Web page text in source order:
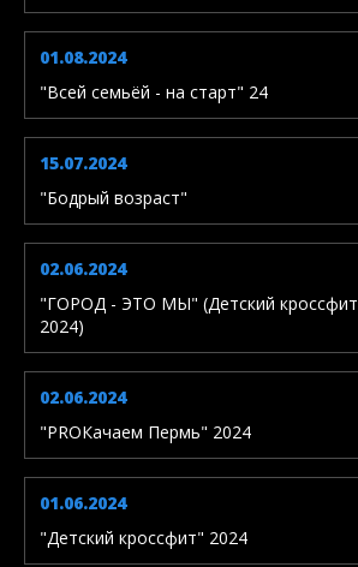
01.08.2024
"Всей семьёй - на старт" 24
15.07.2024
"Бодрый возраст"
02.06.2024
"ГОРОД - ЭТО МЫ" (Детский кроссфит
2024)
02.06.2024
"PROКачаем Пермь" 2024
01.06.2024
"Детский кроссфит" 2024